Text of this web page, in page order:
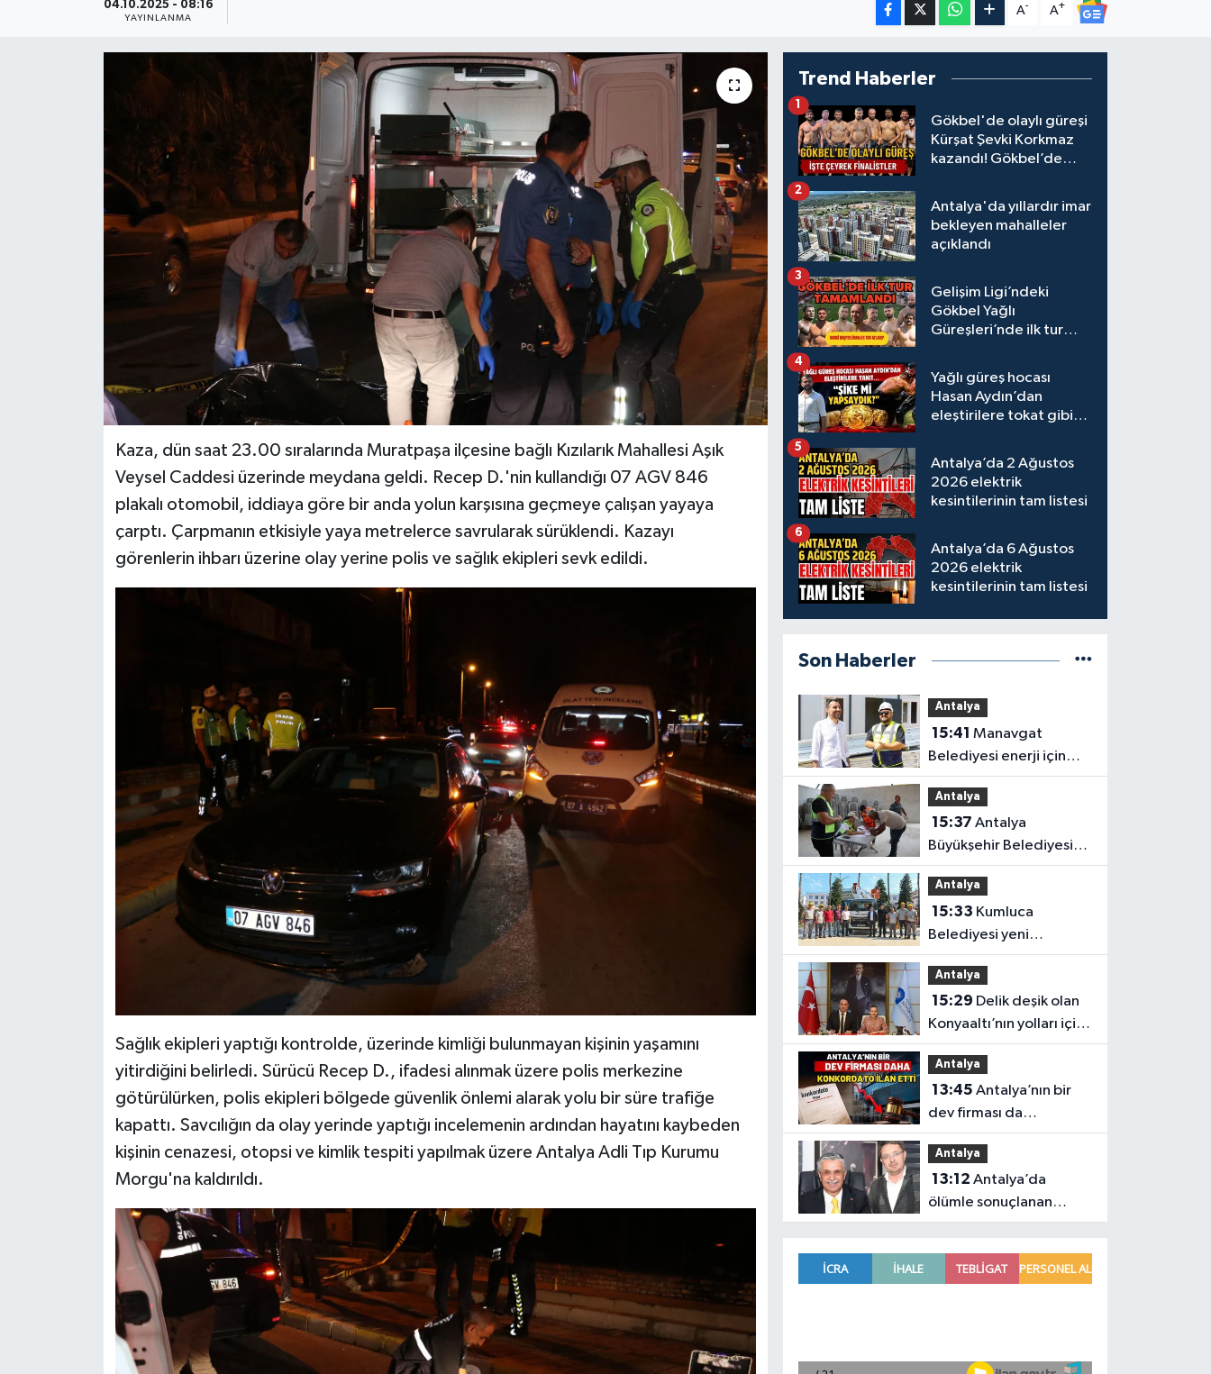
04.10.2025 - 08:16
YAYINLANMA
A- A+
Kaza, dün saat 23.00 sıralarında Muratpaşa ilçesine bağlı Kızılarık Mahallesi Aşık
Veysel Caddesi üzerinde meydana geldi. Recep D.'nin kullandığı 07 AGV 846
plakalı otomobil, iddiaya göre bir anda yolun karşısına geçmeye çalışan yayaya
çarptı. Çarpmanın etkisiyle yaya metrelerce savrularak sürüklendi. Kazayı
görenlerin ihbarı üzerine olay yerine polis ve sağlık ekipleri sevk edildi.
Sağlık ekipleri yaptığı kontrolde, üzerinde kimliği bulunmayan kişinin yaşamını
yitirdiğini belirledi. Sürücü Recep D., ifadesi alınmak üzere polis merkezine
götürülürken, polis ekipleri bölgede güvenlik önlemi alarak yolu bir süre trafiğe
kapattı. Savcılığın da olay yerinde yaptığı incelemenin ardından hayatını kaybeden
kişinin cenazesi, otopsi ve kimlik tespiti yapılmak üzere Antalya Adli Tıp Kurumu
Morgu'na kaldırıldı.
Trend Haberler
Gökbel'de olaylı güreşi
Kürşat Şevki Korkmaz
kazandı! Gökbel’de
Gürbüz elendi!
1
Antalya'da yıllardır imar
bekleyen mahalleler
açıklandı
2
Gelişim Ligi’ndeki
Gökbel Yağlı
Güreşleri’nde ilk tur
3
Yağlı güreş hocası
Hasan Aydın’dan
eleştirilere tokat gibi
4
Antalya’da 2 Ağustos
2026 elektrik
kesintilerinin tam listesi
5
Antalya’da 6 Ağustos
2026 elektrik
kesintilerinin tam listesi
6
Son Haberler
Antalya
15:41
Belediyesi enerji için
çalışmaya devam ediyor
Antalya
15:37
Büyükşehir Belediyesi
vatandaşları zor
gününde yalnız
bırakmadı
Antalya
15:33
Belediyesi yeni
araçlarını açıkladı
Antalya
15:29
Konyaaltı’nın yolları için
büyük hamle
Antalya
13:45
dev firması da
konkordato ilan etti
Antalya
13:12
ölümle sonuçlanan
paraşüt kazasında
Topaloğlu’nun oğlunda
Resmi İlan
Sağlık & Yaşam